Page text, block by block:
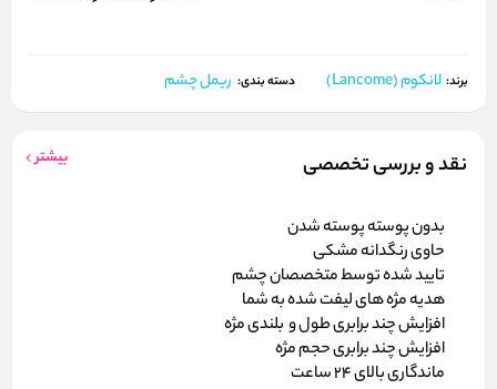
برند: لانکوم (Lancome) دسته بندی: ریمل چشم
نقد و بررسی تخصصی بیشتر
بدون پوسته پوسته شدن
حاوی رنگدانه مشکی
تایید شده توسط متخصصان چشم
هدیه مژه های لیفت شده به شما
افزایش چند برابری طول و بلندی مژه
افزایش چند برابری حجم مژه
ماندگاری بالای 24 ساعت